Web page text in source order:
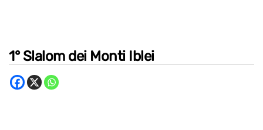
1° Slalom dei Monti Iblei